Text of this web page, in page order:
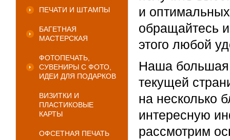
ПЕЧАТИ И ШТАМПЫ
БАГЕТНАЯ
МАСТЕРСКАЯ
ФОТОПЕЧАТЬ,
СУВЕНИРЫ С ФОТО,
ИДЕИ ДЛЯ ПОДАРКОВ
ВИЗИТКИ И
ПЛАСТИКОВЫЕ
КАРТЫ
ОФСЕТНАЯ ПЕЧАТЬ
и
обращайтесь
этого любой
Наша большая
текущей
на несколько
интересную
рассмотрим